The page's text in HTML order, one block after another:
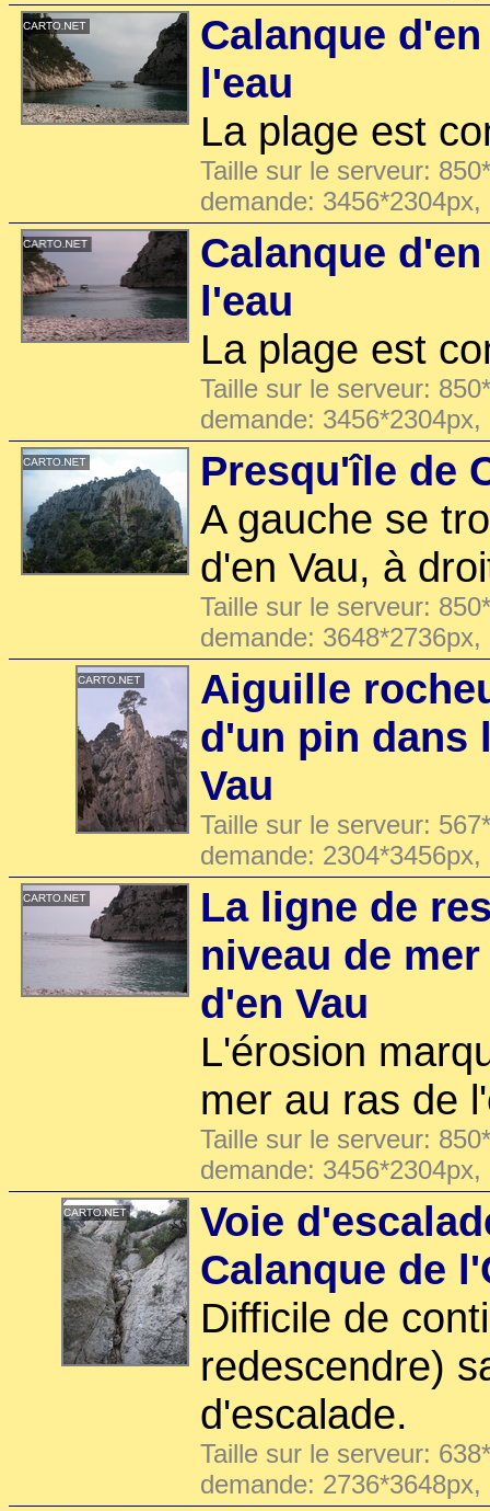
Calanque
l'eau
La plage est
Taille sur le serveur:
demande:
Calanque
l'eau
La plage est
Taille sur le serveur:
demande:
Presqu'île de
A gauche se
d'en Vau, à
Taille sur le serveur:
demande:
Aiguille
d'un pin dans
Vau
Taille sur le serveur:
demande:
La ligne de
niveau de
d'en Vau
L'érosion
mer au ras de
Taille sur le serveur:
demande:
Voie
Calanque de
Difficile de
redescendre)
d'escalade.
Taille sur le serveur:
demande: